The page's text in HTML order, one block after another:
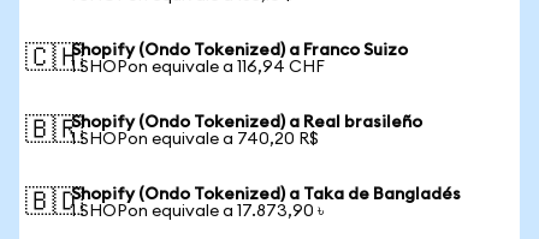
🇨🇭Shopify (Ondo Tokenized) a Franco Suizo
1 SHOPon equivale a 116,94 CHF
🇧🇷Shopify (Ondo Tokenized) a Real brasileño
1 SHOPon equivale a 740,20 R$
🇧🇩Shopify (Ondo Tokenized) a Taka de Bangladés
1 SHOPon equivale a 17.873,90 ৳